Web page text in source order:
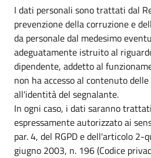
I dati personali sono trattati dal
prevenzione della corruzione e
da personale dal medesimo
adeguatamente istruito al
dipendente, addetto al
non ha accesso al contenuto
all'identità del segnalante.
In ogni caso, i dati saranno
espressamente autorizzato ai
par. 4, del RGPD e dell'articolo 2-
giugno 2003, n. 196 (Codice